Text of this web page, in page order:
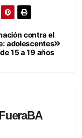
contra el
adolescentes
de 15 a 19 años